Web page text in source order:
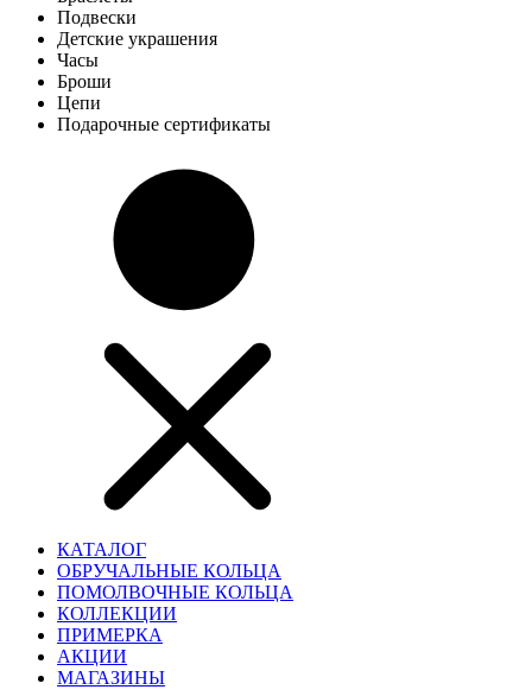
Подвески
Детские украшения
Часы
Броши
Цепи
Подарочные сертификаты
КАТАЛОГ
ОБРУЧАЛЬНЫЕ КОЛЬЦА
ПОМОЛВОЧНЫЕ КОЛЬЦА
КОЛЛЕКЦИИ
ПРИМЕРКА
АКЦИИ
МАГАЗИНЫ